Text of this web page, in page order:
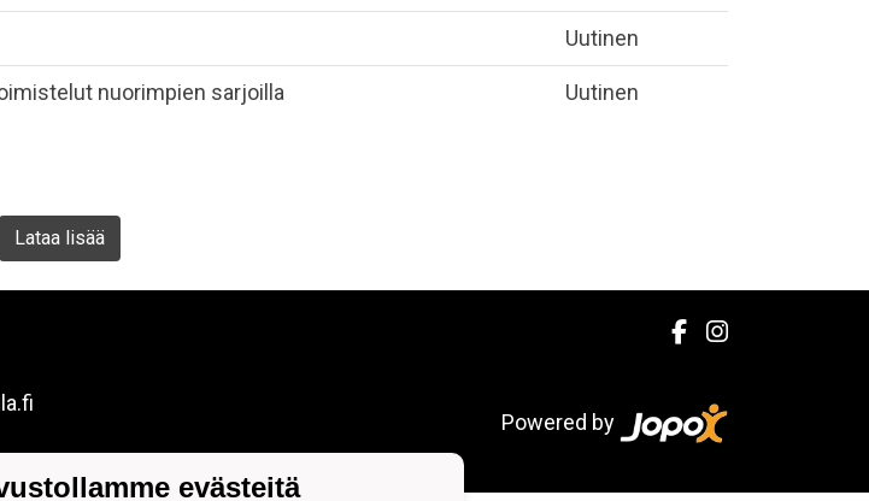
Uutinen
nuorimpien sarjoilla Uutinen
Lataa lisää
Powered by
evästeitä